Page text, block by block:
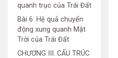
quanh trục của Trái Đất
Bài 6. Hệ quả chuyển
động xung quanh Mặt
Trời của Trái Đất
CHƯƠNG III. CẤU TRÚC